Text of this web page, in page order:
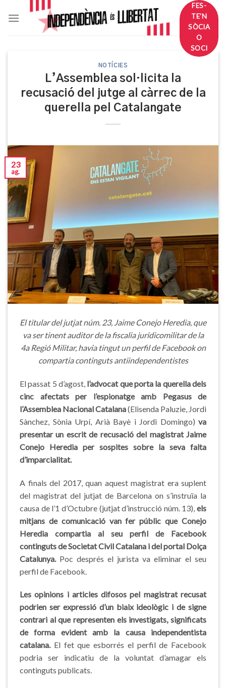
FES-
TE'N
SÒCIA
O
SOCI
NOTÍCIES
L’Assemblea sol·licita la
recusació del jutge al càrrec de la
querella pel Catalangate
23
ag.
El titular del jutjat núm. 23, Jaime Conejo Heredia, que
va ser tinent auditor de la fiscalia juridicomilitar de la
4a Regió Militar, havia tingut un perfil de Facebook on
compartia continguts antiindependentistes
El passat 5 d’agost, l’advocat que porta la querella dels
cinc afectats per l’espionatge amb Pegasus de
l’Assemblea Nacional Catalana(Elisenda Paluzie, Jordi
Sànchez, Sònia Urpí, Arià Bayè i Jordi Domingo) va
presentar un escrit de recusació del magistrat Jaime
Conejo Heredia per sospites sobre la seva falta
d’imparcialitat.
A finals del 2017, quan aquest magistrat era suplent
del magistrat del jutjat de Barcelona on s’instruïa la
causa de l’1 d’Octubre (jutjat d’instrucció núm. 13), els
mitjans de comunicació van fer públic que Conejo
Heredia compartia al seu perfil de Facebook
continguts de Societat Civil Catalana i del portal Dolça
Catalunya. Poc després el jurista va eliminar el seu
perfil de Facebook.
Les opinions i articles difosos pel magistrat recusat
podrien ser expressió d’un biaix ideològic i de signe
contrari al que representen els investigats, significats
de forma evident amb la causa independentista
catalana.El fet que esborrés el perfil de Facebook
podria ser indicatiu de la voluntat d’amagar els
continguts publicats.